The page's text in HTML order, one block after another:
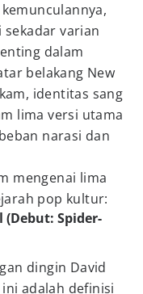
varian
dalam
belakang New
identitas sang
lima versi utama
narasi dan
mengenai lima
pop kultur:
(Debut: Spider-
dingin David
adalah definisi